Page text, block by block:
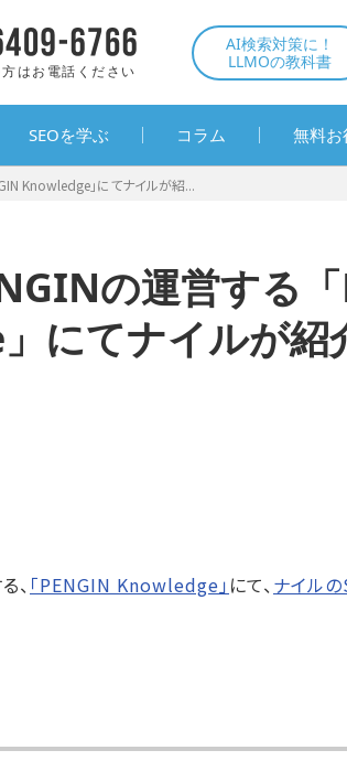
はお電話ください
AI検索対策に！
LLMOの教科書
SEOを学ぶ コラム 無料
Knowledge」にてナイルが紹...
の運営する
にてナイルが紹
、 「PENGIN Knowledge」 にて、ナイル